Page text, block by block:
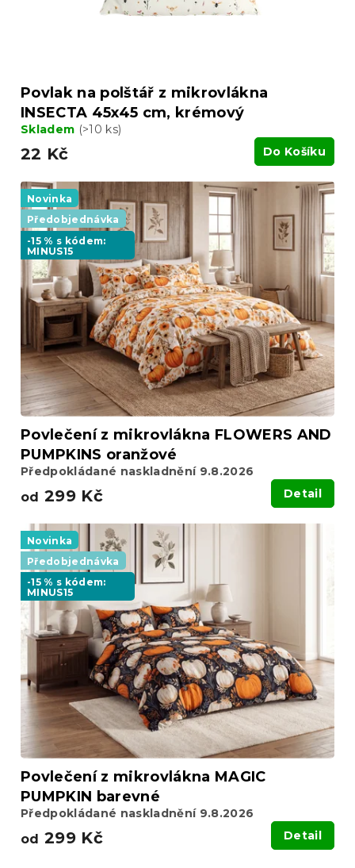
Povlak na polštář z mikrovlákna
INSECTA 45x45 cm, krémový
Skladem (>10 ks)
22 Kč Do Košíku
Novinka
Předobjednávka
-15 % s kódem:
MINUS15
Povlečení z mikrovlákna FLOWERS AND
PUMPKINS oranžové
Předpokládané naskladnění 9.8.2026
od 299 Kč Detail
Novinka
Předobjednávka
-15 % s kódem:
MINUS15
Povlečení z mikrovlákna MAGIC
PUMPKIN barevné
Předpokládané naskladnění 9.8.2026
od 299 Kč Detail